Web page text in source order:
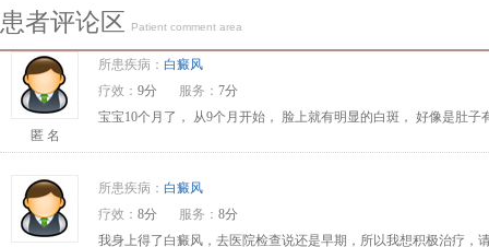
患者评论区 Patient comment area
匿 名
所患疾病： 白癜风
疗效： 9分 服务： 7分
宝宝10个月了， 从9个月开始， 脸上就有明显的白斑， 好像是肚
所患疾病： 白癜风
疗效： 8分 服务： 8分
我身上得了白癜风，去医院检查说还是早期，所以我想积极治疗，